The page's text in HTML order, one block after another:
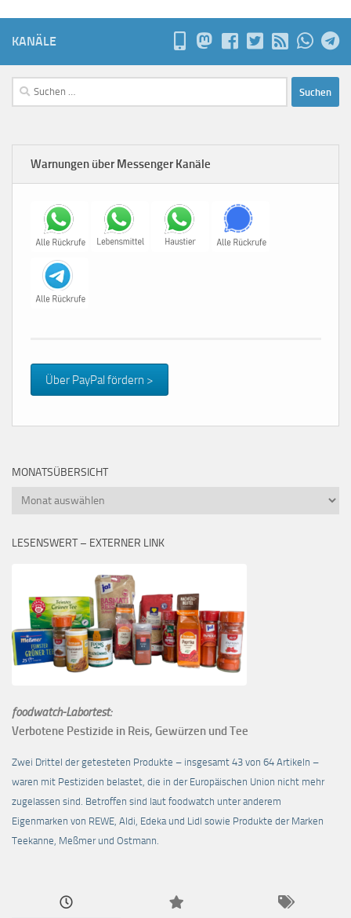
KANÄLE
Suchen
nach:
Warnungen über Messenger Kanäle
Über PayPal fördern >
MONATSÜBERSICHT
Monatsübersicht
LESENSWERT – EXTERNER LINK
foodwatch-Labortest:
Verbotene Pestizide in Reis, Gewürzen und Tee
Zwei Drittel der getesteten Produkte – insgesamt 43 von 64 Artikeln –
waren mit Pestiziden belastet, die in der Europäischen Union nicht mehr
zugelassen sind. Betroffen sind laut foodwatch unter anderem
Eigenmarken von REWE, Aldi, Edeka und Lidl sowie Produkte der Marken
Teekanne, Meßmer und Ostmann.